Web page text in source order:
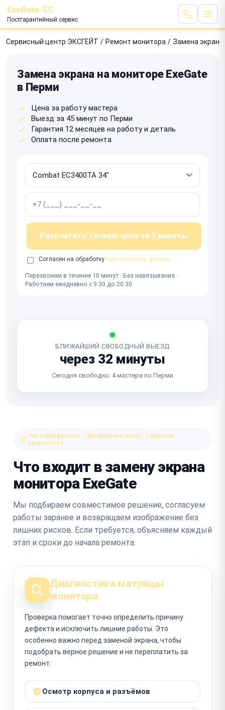
ExeGate-SC
Постгарантийный сервис
Сервисный центр ЭКСГЕЙТ / Ремонт монитора / Замена экрана
Замена экрана на мониторе ExeGate
в Перми
Цена за работу мастера
Выезд за 45 минут по Перми
Гарантия 12 месяцев на работу и деталь
Оплата после ремонта
Рассчитать точную цену за 3 минуты
Согласен на обработку персональных данных
Перезвоним в течение 10 минут · Без навязывания ·
Работаем ежедневно с 9:30 до 20:30
БЛИЖАЙШИЙ СВОБОДНЫЙ ВЫЕЗД
через 32 минуты
Сегодня свободно: 4 мастера по Перми
Честный ремонт · Прозрачные цены · Гарантия
результата
Что входит в замену экрана
монитора ExeGate
Мы подбираем совместимое решение, согласуем
работы заранее и возвращаем изображение без
лишних рисков. Если требуется, объясняем каждый
этап и сроки до начала ремонта.
Диагностика матрицы
монитора
Проверка помогает точно определить причину
дефекта и исключить лишние работы. Это
особенно важно перед заменой экрана, чтобы
подобрать верное решение и не переплатить за
ремонт.
Осмотр корпуса и разъёмов